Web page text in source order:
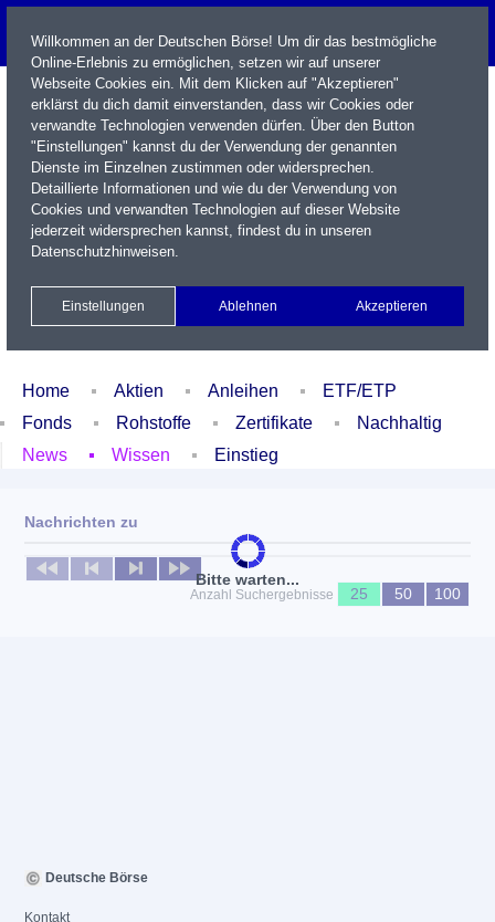
Name / WKN / ISIN / Kürzel
Xetra Realtime
Watchlist Portfolio Login
Home Aktien Anleihen
ETF/ETP
Fonds
Rohstoffe Zertifikate
Nachhaltig
News
Wissen Einstieg
Bitte warten...
Nachrichten zu
Keine News verfügbar
Anzahl Suchergebnisse
25 50 100
Willkommen an der Deutschen Börse! Um dir das bestmögliche
Online-Erlebnis zu ermöglichen, setzen wir auf unserer
Webseite Cookies ein. Mit dem Klicken auf "Akzeptieren"
erklärst du dich damit einverstanden, dass wir Cookies oder
verwandte Technologien verwenden dürfen. Über den Button
"Einstellungen" kannst du der Verwendung der genannten
Dienste im Einzelnen zustimmen oder widersprechen.
Detaillierte Informationen und wie du der Verwendung von
Cookies und verwandten Technologien auf dieser Website
jederzeit widersprechen kannst, findest du in unseren
Datenschutzhinweisen.
Einstellungen Ablehnen Akzeptieren
Deutsche Börse
Kontakt